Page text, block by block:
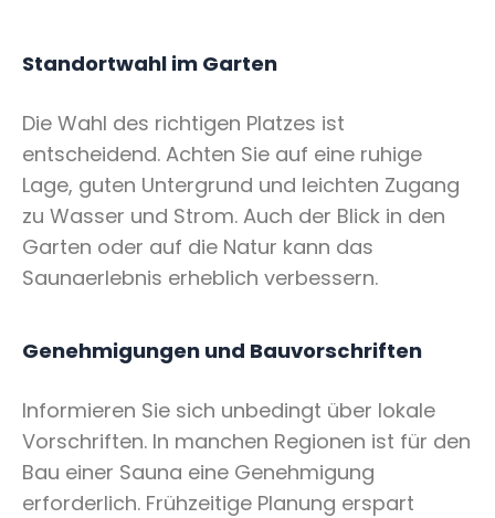
Standortwahl im Garten
Die Wahl des richtigen Platzes ist
entscheidend. Achten Sie auf eine ruhige
Lage, guten Untergrund und leichten Zugang
zu Wasser und Strom. Auch der Blick in den
Garten oder auf die Natur kann das
Saunaerlebnis erheblich verbessern.
Genehmigungen und Bauvorschriften
Informieren Sie sich unbedingt über lokale
Vorschriften. In manchen Regionen ist für den
Bau einer Sauna eine Genehmigung
erforderlich. Frühzeitige Planung erspart